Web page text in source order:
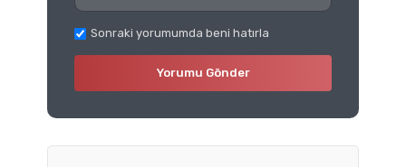
Sonraki yorumumda beni hatırla